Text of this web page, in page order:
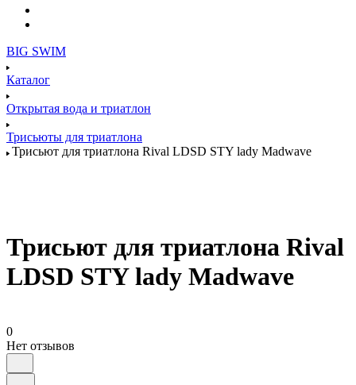
BIG SWIM
Каталог
Открытая вода и триатлон
Трисьюты для триатлона
Трисьют для триатлона Rival LDSD STY lady Madwave
Трисьют для триатлона Rival
LDSD STY lady Madwave
0
Нет отзывов